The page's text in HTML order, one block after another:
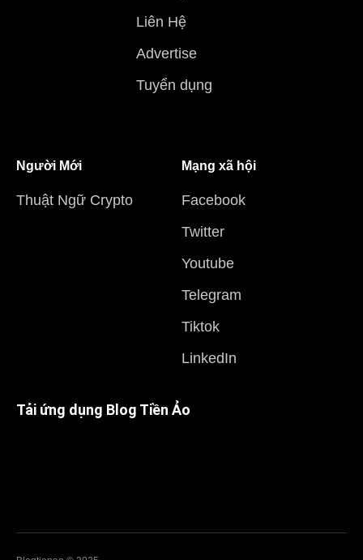
Liên Hệ
Advertise
Tuyển dụng
Người Mới
Thuật Ngữ Crypto
Mạng xã hội
Facebook
Twitter
Youtube
Telegram
Tiktok
LinkedIn
Tải ứng dụng Blog Tiền Ảo